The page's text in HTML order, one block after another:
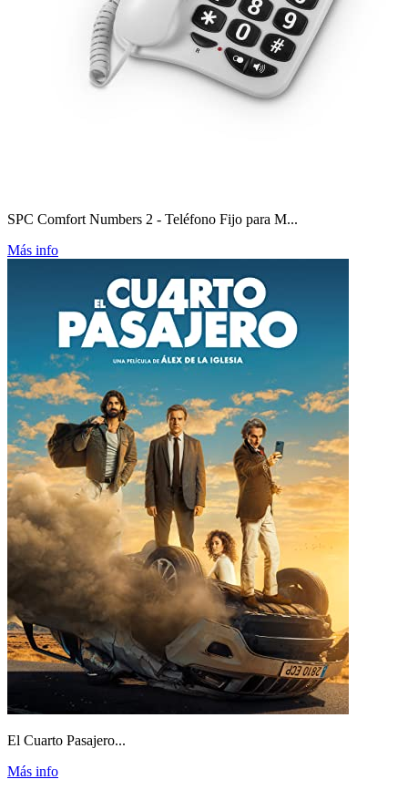
SPC Comfort Numbers 2 - Teléfono Fijo para M...
Más info
El Cuarto Pasajero...
Más info